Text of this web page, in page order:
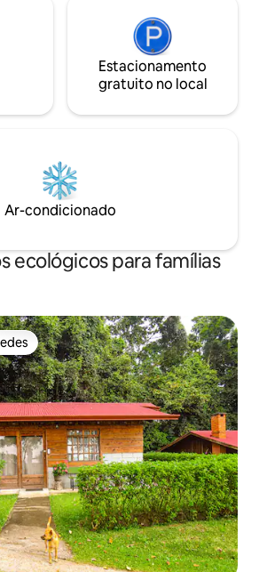
Estacionamento
gratuito no local
Ar-condicionado
ecológicos para famílias